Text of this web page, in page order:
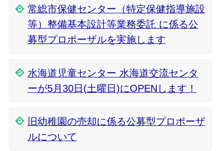
常総市保健センター（特定保健指導施設
等）整備基本設計等業務委託 に係る公
募型プロポーザルを実施します
水海道児童センター 水海道交流センタ
ーが5月30日(土曜日)にOPENします！
旧幼稚園の売却に係る公募型プロポーザ
ルについて